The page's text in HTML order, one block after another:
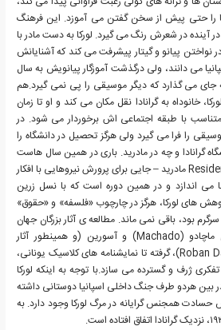
را حتی پیش از سخن گفتن می آموزد. این فرهنگ
آینده در شعرش رنگ می گیرد. لورکا به دست مادر با
نواختن پیانو و گیتار پیشرفت می کند که آشنایانش
می دانند، ولی درگذشت آموزگار پیانویش به سال
به جای می گذارد که دیگر موسیقی را پی نمی گیرد.هم
خانوداه به گرانادا نقل مکان می کند و او تا زمان
با طبقه اجتماعی اش برخوردار می شود. در
را فرا می گیرد ولی هرگز تحصیل در دانشگاه را
گرانادا و چه در مادرید. باری در همین سال هاست
که لورکا در Residencia de Etudiante مادرید – جایی برای پرورش نیروهایی با افکار
می اندازد و در همین دوره است که با نسل زرین
های لورکا، هرگز در چارچوب «فلسفه» و «حقوق»
بود، باقی نمی ماند. مطالعه ی آثار بزرگان جهان
از نویسندگان جنبش ۹۸ چون ماچادو (Machado) و آسورین (و همینطور آثار
شاعرانی چون روبن داریو (Roban Dario)، گرفته تا نمایشنامه های کلاسیک یونانی،
تفکری ژرف و گسترده می سازد.با توجه به اینکه لورکا
بین هردو طرف جنگ داخلی اسپانیا دوستانی داشته
همجنس گرایانه در مرگ لورکا وجود دارد. به